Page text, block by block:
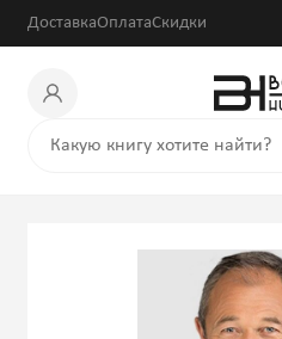
ДоставкаОплатаСкидки